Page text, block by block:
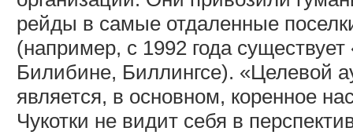
рейды в самые отдаленные
(например, с 1992 года
Билибине, Биллингсе). «Целевой
является, в основном, коренное
Чукотки не видит себя в